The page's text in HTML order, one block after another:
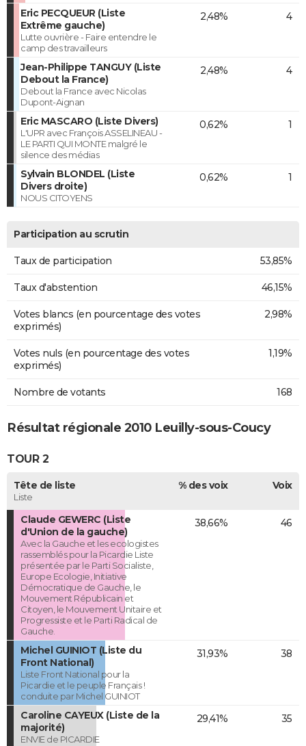
Eric PECQUEUR (Liste
Extrême gauche)
Lutte ouvrière - Faire entendre le
camp des travailleurs
2,48% 4
Jean-Philippe TANGUY (Liste
Debout la France)
Debout la France avec Nicolas
Dupont-Aignan
2,48% 4
Eric MASCARO (Liste Divers)
L'UPR avec François ASSELINEAU -
LE PARTI QUI MONTE malgré le
silence des médias
0,62% 1
Sylvain BLONDEL (Liste
Divers droite)
NOUS CITOYENS
0,62% 1
Participation au scrutin
Taux de participation 53,85%
Taux d'abstention 46,15%
Votes blancs (en pourcentage des votes
exprimés)
2,98%
Votes nuls (en pourcentage des votes
exprimés)
1,19%
Nombre de votants 168
Résultat régionale 2010 Leuilly-sous-Coucy
TOUR 2
Tête de liste
Liste
% des voix Voix
Claude GEWERC (Liste
d'Union de la gauche)
Avec la Gauche et les ecologistes
rassemblés pour la Picardie Liste
présentée par le Parti Socialiste,
Europe Ecologie, Initiative
Démocratique de Gauche, le
Mouvement Républicain et
Citoyen, le Mouvement Unitaire et
Progressiste et le Parti Radical de
Gauche.
38,66% 46
Michel GUINIOT (Liste du
Front National)
Liste Front National pour la
Picardie et le peuple Français !
conduite par Michel GUINIOT
31,93% 38
Caroline CAYEUX (Liste de la
majorité)
ENVIE de PICARDIE
29,41% 35